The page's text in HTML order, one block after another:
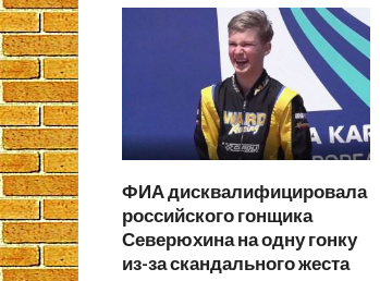
ФИА дисквалифицировала
российского гонщика
Северюхина на одну гонку
из-за скандального жеста